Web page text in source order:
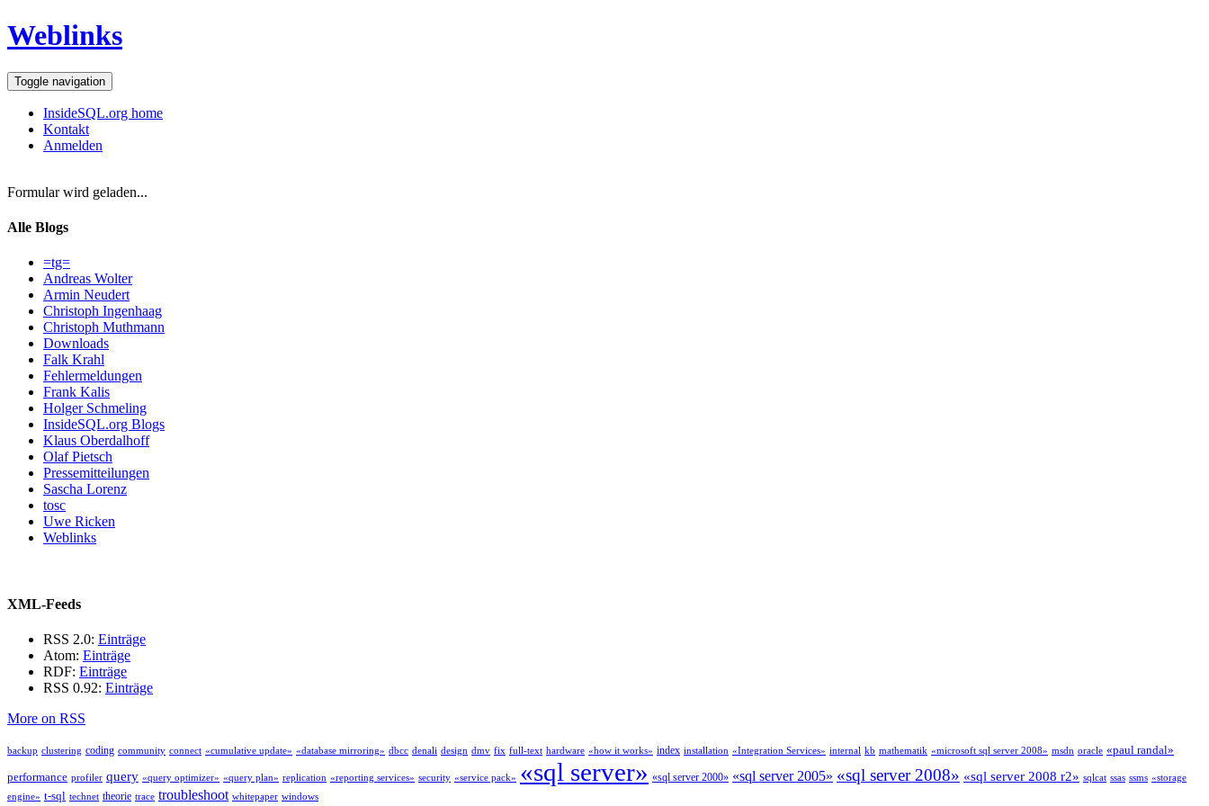
Weblinks
Toggle navigation
InsideSQL.org home
Kontakt
Anmelden
Formular wird geladen...
Alle Blogs
=tg=
Andreas Wolter
Armin Neudert
Christoph Ingenhaag
Christoph Muthmann
Downloads
Falk Krahl
Fehlermeldungen
Frank Kalis
Holger Schmeling
InsideSQL.org Blogs
Klaus Oberdalhoff
Olaf Pietsch
Pressemitteilungen
Sascha Lorenz
tosc
Uwe Ricken
Weblinks
XML-Feeds
RSS 2.0: Einträge
Atom: Einträge
RDF: Einträge
RSS 0.92: Einträge
More on RSS
backup clustering coding community connect «cumulative update» «database mirroring» dbcc denali design dmv fix full-text hardware «how it works» index installation «Integration Services» internal kb mathematik «microsoft sql server 2008» msdn oracle «paul randal»
performance profiler query «query optimizer» «query plan» replication «reporting services» security «service pack» «sql server» «sql server 2000» «sql server 2005» «sql server 2008» «sql server 2008 r2» sqlcat ssas ssms «storage
engine» t-sql technet theorie trace troubleshoot whitepaper windows